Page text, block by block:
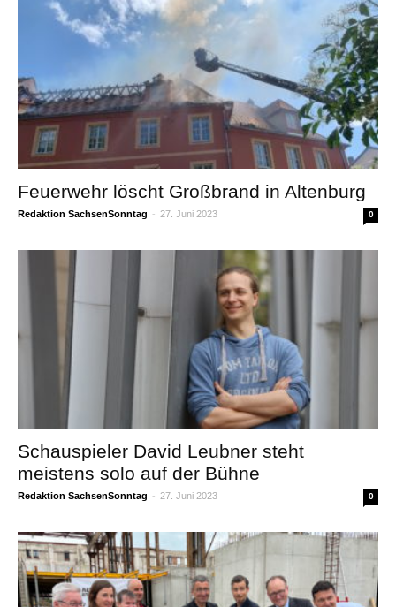
Feuerwehr löscht Großbrand in Altenburg
Redaktion SachsenSonntag - 27. Juni 2023 0
Schauspieler David Leubner steht
meistens solo auf der Bühne
Redaktion SachsenSonntag - 27. Juni 2023 0